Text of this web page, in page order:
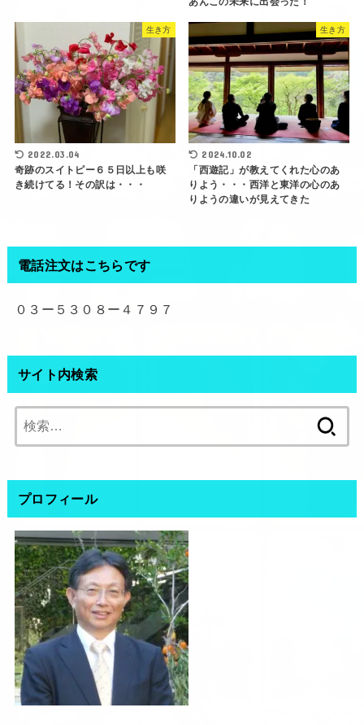
生き方
2022.03.04
奇跡のスイトピー６５日以上も咲
き続けてる！その訳は・・・
生き方
2024.10.02
「西遊記」が教えてくれた心のあ
りよう・・・西洋と東洋の心のあ
りようの違いが見えてきた
電話注文はこちらです
０３ー５３０８ー４７９７
サイト内検索
索:
プロフィール